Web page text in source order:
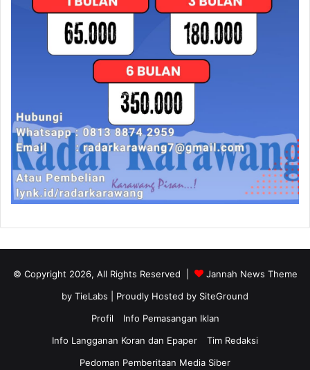
© Copyright 2026, All Rights Reserved |
Jannah News Theme
by TieLabs | Proudly Hosted by SiteGround
Profil
Info Pemasangan Iklan
Info Langganan Koran dan Epaper
Tim Redaksi
Pedoman Pemberitaan Media Siber